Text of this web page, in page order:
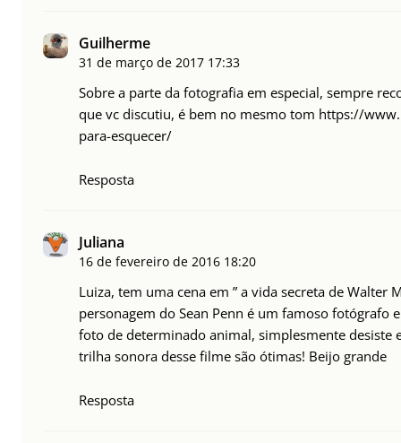
Guilherme
31 de março de 2017 17:33
Sobre a parte da fotografia em especial, sempre
que vc discutiu, é bem no mesmo tom https://
para-esquecer/
Resposta
Juliana
16 de fevereiro de 2016 18:20
Luiza, tem uma cena em ” a vida secreta de Walter
personagem do Sean Penn é um famoso fotógrafo
foto de determinado animal, simplesmente desiste
trilha sonora desse filme são ótimas! Beijo grande
Resposta